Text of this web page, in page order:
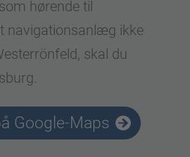
hørende til
navigationsanlæg ikke
skal du
Google-Maps